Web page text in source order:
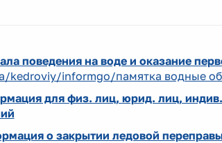
поведения на воде и оказание
kedroviy/informgo/памятка водные
для физ. лиц, юрид. лиц,
о закрытии ледовой